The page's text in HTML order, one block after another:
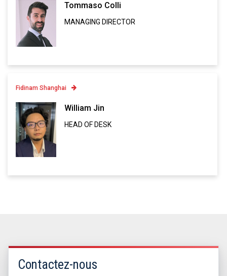
Tommaso Colli
MANAGING DIRECTOR
Fidinam Shanghai
William Jin
HEAD OF DESK
Contactez-nous